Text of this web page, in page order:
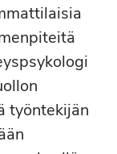
työntekijän